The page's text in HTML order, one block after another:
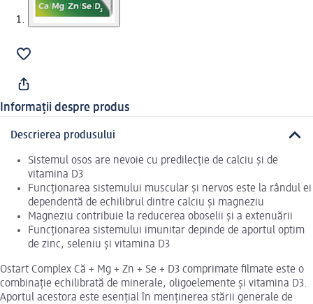
Informații despre produs
Descrierea produsului
Sistemul osos are nevoie cu predilecție de calciu și de
vitamina D3
Funcționarea sistemului muscular și nervos este la rândul ei
dependentă de echilibrul dintre calciu și magneziu
Magneziu contribuie la reducerea oboselii și a extenuării
Funcționarea sistemului imunitar depinde de aportul optim
de zinc, seleniu și vitamina D3
Ostart Complex Că + Mg + Zn + Se + D3 comprimate filmate este o
combinație echilibrată de minerale, oligoelemente și vitamina D3.
Aportul acestora este esențial în menținerea stării generale de